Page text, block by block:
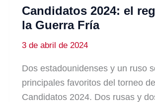
Candidatos 2024: el
la Guerra Fría
3 de abril de 2024
Dos estadounidenses y un ruso
principales favoritos del torneo de
Candidatos 2024. Dos rusas y